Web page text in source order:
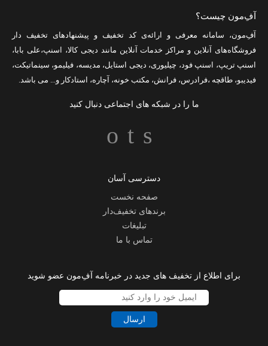
آفِ‌مون چیست؟
آفِ‌مون، سامانه معرفی و ارائه‌یکد تخفیف و پیشنهادهای تخفیف دار
فروشگاه‌های آنلاین و مراکز خدمات آنلاین مانند دیجی کالا، اسنپ،علی بابا،
اسنپ تریپ، اسنپ فود، چیلیوری، دیجی استایل، مدیسه، فیلیمو، سینماتیکت،
فیدیبو، طاقچه ،فرادرس، فرانش، مکتب خونه، آچاره، استادکار و... می باشد.
ما را در شبکه های اجتماعی دنبال کنید
دسترسی آسان
صفحه نخست
برندهای تخفیف‌دار
تبلیغات
تماس با ما
برای اطلاع از تخفیف های جدید در خبرنامه آفِ‌مون عضو شوید
ارسال